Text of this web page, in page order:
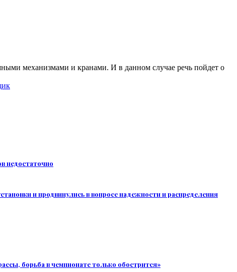
механизмами и кранами. И в данном случае речь пойдет о
недостаточно
и продвинулись в вопросе надежности и распределения
борьба в чемпионате только обострится»